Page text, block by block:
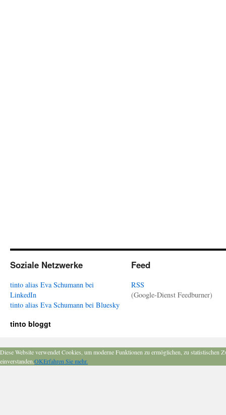
Soziale Netzwerke
tinto alias Eva Schumann bei
LinkedIn
tinto alias Eva Schumann bei Bluesky
Feed
RSS
(Google-Dienst Feedburner)
tinto bloggt
Diese Website verwendet Cookies, um moderne Funktionen zu ermöglichen, zu
einverstanden.OKErfahren Sie mehr.